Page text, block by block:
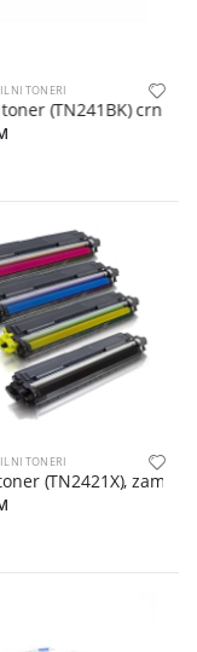
zamjenski
TONERI
(TN241BK) crni,
TONERI
(TN2421X),